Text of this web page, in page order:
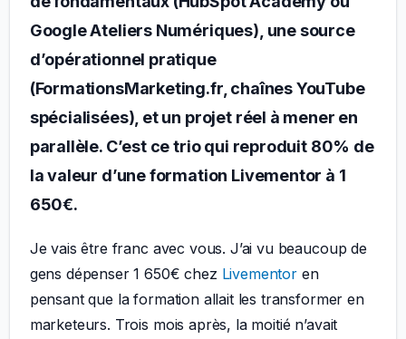
Google Ateliers Numériques), une source
d’opérationnel pratique
(FormationsMarketing.fr, chaînes YouTube
spécialisées), et un projet réel à mener en
parallèle. C’est ce trio qui reproduit 80% de
la valeur d’une formation Livementor à 1
650€.
Je vais être franc avec vous. J’ai vu beaucoup de
gens dépenser 1 650€ chez Livementoren
pensant que la formation allait les transformer en
marketeurs. Trois mois après, la moitié n’avait